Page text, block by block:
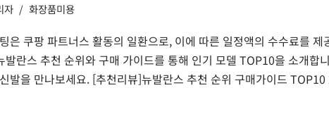
자 화장품미용
은 쿠팡 파트너스 활동의 일환으로, 이에 따른 일정액의 수수료를
발란스 추천 순위와 구매 가이드를 통해 인기 모델 TOP10을 소개합
발을 만나보세요. [추천리뷰]뉴발란스 추천 순위 구매가이드